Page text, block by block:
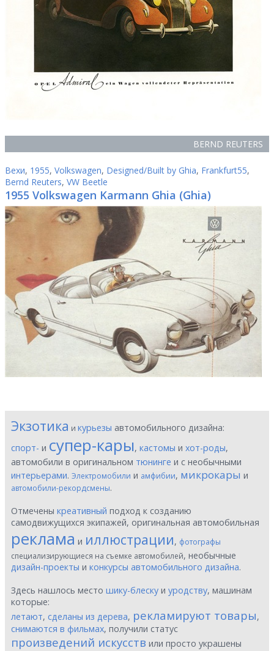
BERND REUTERS
Вехи, 1955, Volkswagen, Designed/Built by Ghia, Frankfurt55,
Bernd Reuters, VW Beetle
1955 Volkswagen Karmann Ghia (Ghia)
Экзотика и курьезы автомобильного дизайна:
спорт- и супер-кары, кастомы и хот-роды,
автомобили в оригинальном тюнинге и с необычными
интерьерами. Электромобили и амфибии, микрокары и
автомобили-рекордсмены.
Отмечены креативный подход к созданию
самодвижущихся экипажей, оригинальная автомобильная
реклама и иллюстрации, фотографы
специализирующиеся на съемке автомобилей, необычные
дизайн-проекты и конкурсы автомобильного дизайна.
Здесь нашлось место шику-блеску и уродству, машинам
которые:
летают, сделаны из дерева, рекламируют товары,
снимаются в фильмах, получили статус
произведений искусств или просто украшены